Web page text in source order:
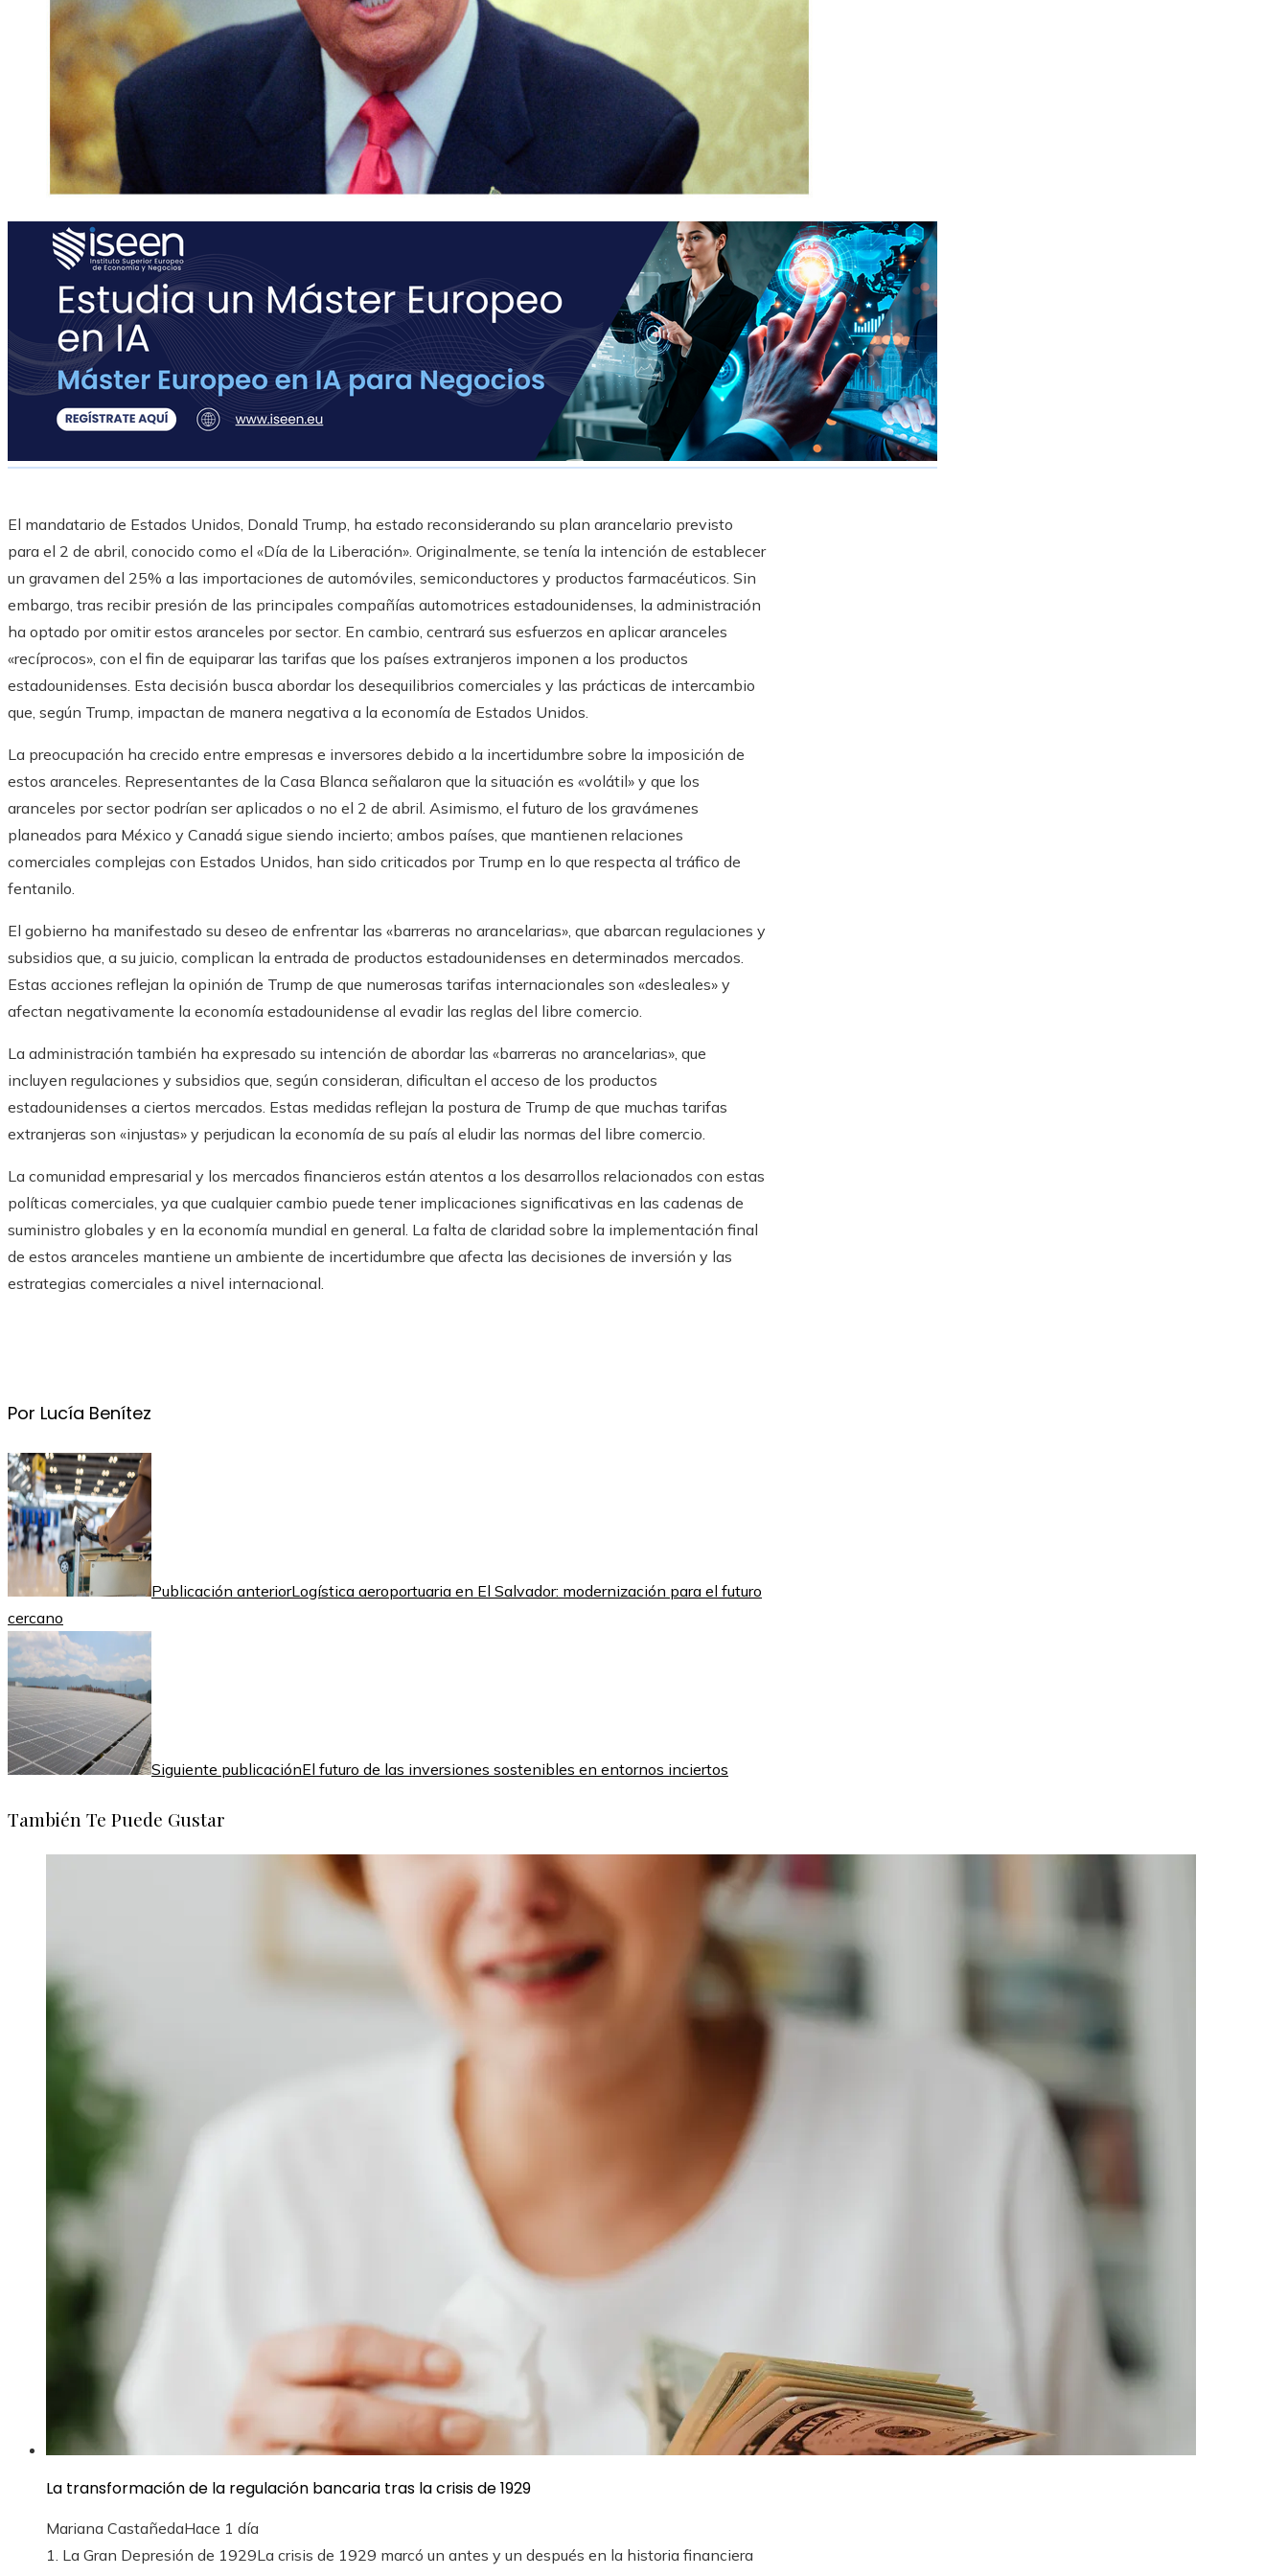
El mandatario de Estados Unidos, Donald Trump, ha estado reconsiderando su plan arancelario previsto
para el 2 de abril, conocido como el «Día de la Liberación». Originalmente, se tenía la intención de establecer
un gravamen del 25% a las importaciones de automóviles, semiconductores y productos farmacéuticos. Sin
embargo, tras recibir presión de las principales compañías automotrices estadounidenses, la administración
ha optado por omitir estos aranceles por sector. En cambio, centrará sus esfuerzos en aplicar aranceles
«recíprocos», con el fin de equiparar las tarifas que los países extranjeros imponen a los productos
estadounidenses. Esta decisión busca abordar los desequilibrios comerciales y las prácticas de intercambio
que, según Trump, impactan de manera negativa a la economía de Estados Unidos.
La preocupación ha crecido entre empresas e inversores debido a la incertidumbre sobre la imposición de
estos aranceles. Representantes de la Casa Blanca señalaron que la situación es «volátil» y que los
aranceles por sector podrían ser aplicados o no el 2 de abril. Asimismo, el futuro de los gravámenes
planeados para México y Canadá sigue siendo incierto; ambos países, que mantienen relaciones
comerciales complejas con Estados Unidos, han sido criticados por Trump en lo que respecta al tráfico de
fentanilo.
El gobierno ha manifestado su deseo de enfrentar las «barreras no arancelarias», que abarcan regulaciones y
subsidios que, a su juicio, complican la entrada de productos estadounidenses en determinados mercados.
Estas acciones reflejan la opinión de Trump de que numerosas tarifas internacionales son «desleales» y
afectan negativamente la economía estadounidense al evadir las reglas del libre comercio. ​
La administración también ha expresado su intención de abordar las «barreras no arancelarias», que
incluyen regulaciones y subsidios que, según consideran, dificultan el acceso de los productos
estadounidenses a ciertos mercados. Estas medidas reflejan la postura de Trump de que muchas tarifas
extranjeras son «injustas» y perjudican la economía de su país al eludir las normas del libre comercio.​
La comunidad empresarial y los mercados financieros están atentos a los desarrollos relacionados con estas
políticas comerciales, ya que cualquier cambio puede tener implicaciones significativas en las cadenas de
suministro globales y en la economía mundial en general. La falta de claridad sobre la implementación final
de estos aranceles mantiene un ambiente de incertidumbre que afecta las decisiones de inversión y las
estrategias comerciales a nivel internacional.
Por Lucía Benítez
Publicación anteriorLogística aeroportuaria en El Salvador: modernización para el futuro
cercano
Siguiente publicaciónEl futuro de las inversiones sostenibles en entornos inciertos
También Te Puede Gustar
La transformación de la regulación bancaria tras la crisis de 1929
Mariana CastañedaHace 1 día
1. La Gran Depresión de 1929La crisis de 1929 marcó un antes y un después en la historia financiera